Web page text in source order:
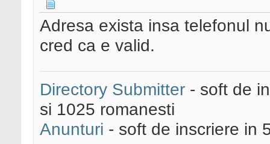
Adresa exista insa telefonul
cred ca e valid.
Directory Submitter - soft de
si 1025 romanesti
Anunturi - soft de inscriere in